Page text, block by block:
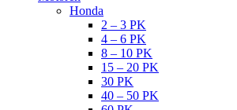
Honda
2 – 3 PK
4 – 6 PK
8 – 10 PK
15 – 20 PK
30 PK
40 – 50 PK